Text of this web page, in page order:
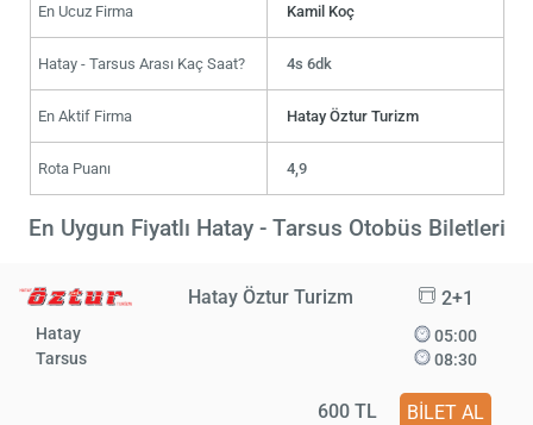
En Ucuz Firma Kamil Koç
Hatay - Tarsus Arası Kaç Saat? 4s 6dk
En Aktif Firma Hatay Öztur Turizm
Rota Puanı 4,9
En Uygun Fiyatlı Hatay - Tarsus Otobüs Biletleri
Hatay Öztur Turizm 2+1
Hatay
Tarsus
05:00
08:30
600 TL BİLET AL